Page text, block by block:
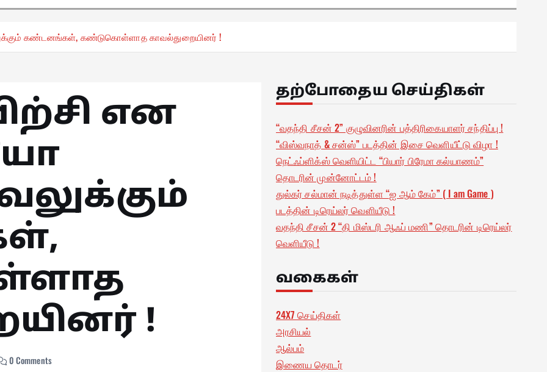
கண்டனங்கள், கண்டுகொள்ளாத காவல்துறையினர் !
என
!
0 Comments
தற்போதைய செய்திகள்
“வதந்தி சீசன் 2” குழுவினரின் பத்திரிகையாளர் சந்திப்பு !
“விஸ்வநாத் & சன்ஸ்” படத்தின் இசை வெளியீட்டு விழா !
நெட்ஃப்ளிக்ஸ் வெளியிட்ட “பியார் பிரேமா கல்யாணம்”
தொடரின் முன்னோட்டம் !
துல்கர் சல்மான் நடித்துள்ள “ஐ ஆம் கேம்” ( I am Game )
படத்தின் டிரெய்லர் வெளியீடு !
வதந்தி சீசன் 2 “தி மிஸ்டரி ஆஃப் மணி” தொடரின் டிரெய்லர்
வெளியீடு !
வகைகள்
24X7 செய்திகள்
அரசியல்
ஆல்பம்
இணைய தொடர்